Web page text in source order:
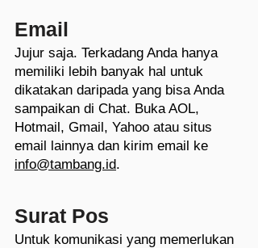
Email
Jujur saja. Terkadang Anda hanya
memiliki lebih banyak hal untuk
dikatakan daripada yang bisa Anda
sampaikan di Chat. Buka AOL,
Hotmail, Gmail, Yahoo atau situs
email lainnya dan kirim email ke
info@tambang.id.
Surat Pos
Untuk komunikasi yang memerlukan